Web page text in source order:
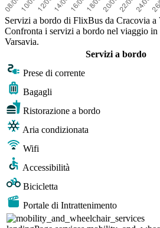
Servizi a bordo di FlixBus da Cracovia a
Confronta i servizi a bordo nel viaggio in
Varsavia.
Servizi a bordo
Prese di corrente
Bagagli
Ristorazione a bordo
Aria condizionata
Wifi
Accessibilità
Bicicletta
Portale di Intrattenimento